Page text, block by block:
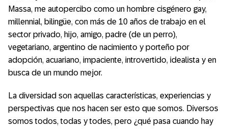
Massa, me autopercibo como un hombre cisgénero gay,
millennial, bilingüe, con más de 10 años de trabajo en el
sector privado, hijo, amigo, padre (de un perro),
vegetariano, argentino de nacimiento y porteño por
adopción, acuariano, impaciente, introvertido, idealista y en
busca de un mundo mejor.
La diversidad son aquellas características, experiencias y
perspectivas que nos hacen ser esto que somos. Diversos
somos todos, todas y todes, pero ¿qué pasa cuando hay